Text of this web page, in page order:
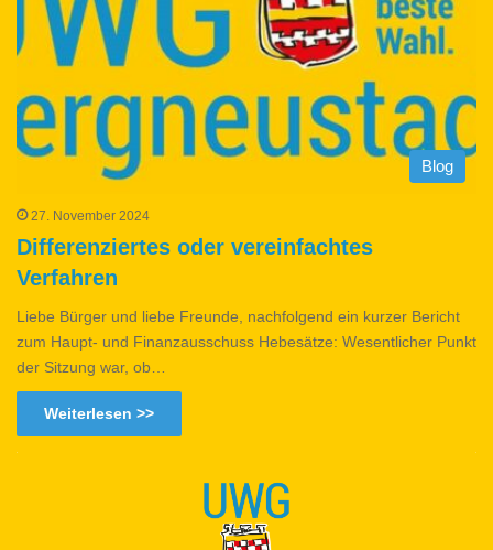
Blog
27. November 2024
Differenziertes oder vereinfachtes
Verfahren
Liebe Bürger und liebe Freunde, nachfolgend ein kurzer Bericht
zum Haupt- und Finanzausschuss Hebesätze: Wesentlicher Punkt
der Sitzung war, ob…
Weiterlesen >>